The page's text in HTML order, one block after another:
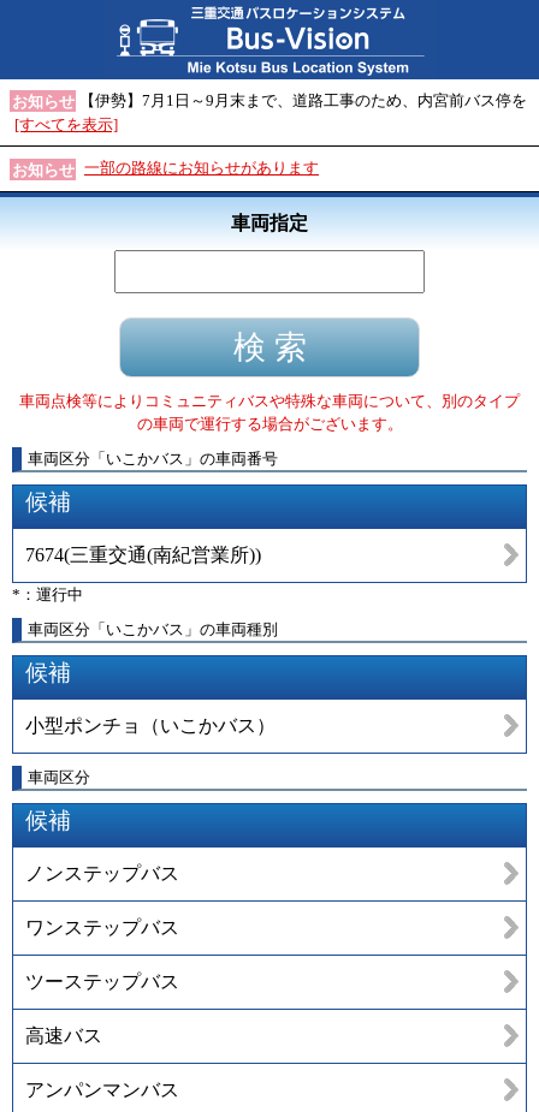
お知らせ
【伊勢】7月1日～9月末まで、道路工事のため、内宮前バス停を
[すべてを表示]
お知らせ 一部の路線にお知らせがあります
車両指定
車両点検等によりコミュニティバスや特殊な車両について、別のタイプ
の車両で運行する場合がございます。
車両区分 「 いこかバス 」 の車両番号
候補
7674(三重交通(南紀営業所))
*：運行中
車両区分「いこかバス」の車両種別
候補
小型ポンチョ（いこかバス）
車両区分
候補
ノンステップバス
ワンステップバス
ツーステップバス
高速バス
アンパンマンバス